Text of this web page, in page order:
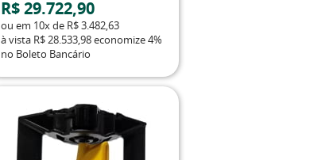
R$ 29.722,90
ou em 10xde R$ 3.482,63
à vista R$ 28.533,98economize4%
no Boleto Bancário